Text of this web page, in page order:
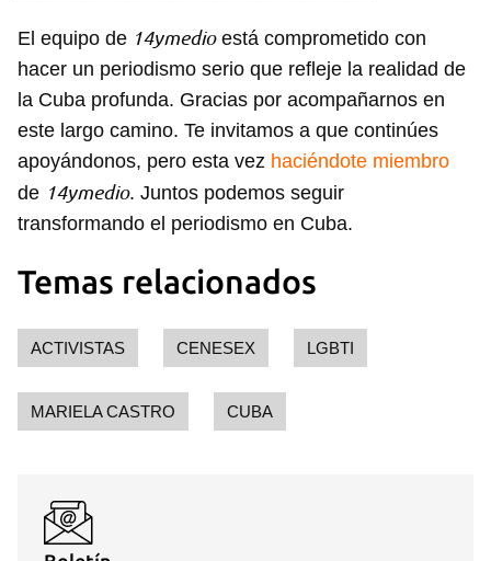
El equipo de 14ymedioestá comprometido con
hacer un periodismo serio que refleje la realidad de
la Cuba profunda. Gracias por acompañarnos en
este largo camino. Te invitamos a que continúes
apoyándonos, pero esta vez haciéndote miembro
de 14ymedio. Juntos podemos seguir
transformando el periodismo en Cuba.
Temas relacionados
ACTIVISTAS CENESEX LGBTI
MARIELA CASTRO CUBA